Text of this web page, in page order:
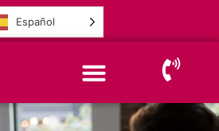
Español